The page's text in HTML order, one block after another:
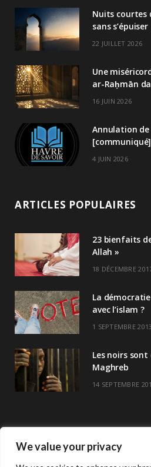
We value your privacy
Nuits courtes
sans s’épuiser
22 JUILLET 2026
Une
ar-Raḥmān
16 JUIN 2026
Annulation de
[communiqué]
4 JUIN 2026
ARTICLES POPULAIRES
23 bienfaits
Allah »
18 DÉCEMBRE
La
avec l’islam ?
1 SEPTEMBRE 2013
Les noirs sont
Maghreb
14 SEPTEMBRE